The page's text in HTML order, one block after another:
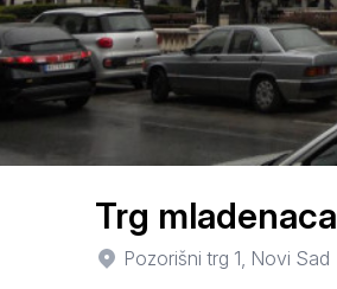
Trg mladenaca
Pozorišni trg 1, Novi Sad